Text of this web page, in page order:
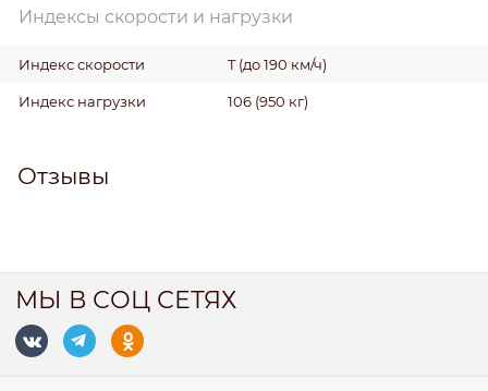
Индексы скорости и нагрузки
Индекс скорости T (до 190 км/ч)
Индекс нагрузки 106 (950 кг)
Отзывы
МЫ В СОЦ СЕТЯХ